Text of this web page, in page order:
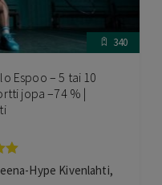
340
Espoo – 5 tai 10
jopa –74 % |
Hype Kivenlahti,